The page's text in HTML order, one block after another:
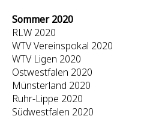
Sommer 2020
RLW 2020
WTV Vereinspokal 2020
WTV Ligen 2020
Ostwestfalen 2020
Münsterland 2020
Ruhr-Lippe 2020
Südwestfalen 2020